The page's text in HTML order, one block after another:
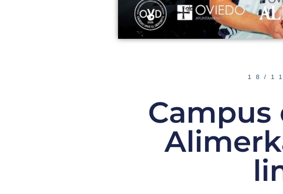
18/
Campus